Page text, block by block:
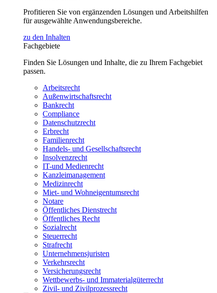
Profitieren Sie von ergänzenden Lösungen und Arbeitshilfen
für ausgewählte Anwendungsbereiche.
zu den Inhalten
Fachgebiete
Finden Sie Lösungen und Inhalte, die zu Ihrem Fachgebiet
passen.
Arbeitsrecht
Außenwirtschaftsrecht
Bankrecht
Compliance
Datenschutzrecht
Erbrecht
Familienrecht
Handels- und Gesellschaftsrecht
Insolvenzrecht
IT-und Medienrecht
Kanzleimanagement
Medizinrecht
Miet- und Wohneigentumsrecht
Notare
Öffentliches Dienstrecht
Öffentliches Recht
Sozialrecht
Steuerrecht
Strafrecht
Unternehmensjuristen
Verkehrsrecht
Versicherungsrecht
Wettbewerbs- und Immaterialgüterrecht
Zivil- und Zivilprozessrecht